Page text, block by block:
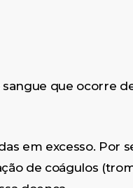
que ocorre
em excesso. Por
de coágulos